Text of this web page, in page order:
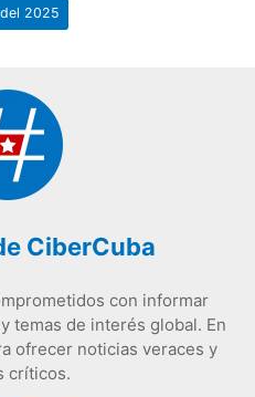
2025
CiberCuba
con informar
temas de interés global. En
ofrecer noticias veraces y
críticos.